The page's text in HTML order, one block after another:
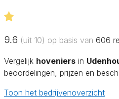
9.6 (uit 10) op basis van 606
Vergelijk hoveniers in
beoordelingen, prijzen en
Toon het bedrijvenoverzicht